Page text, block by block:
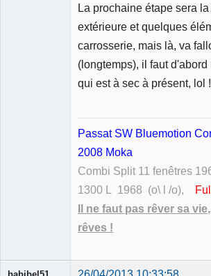
La prochaine étape sera
extérieure et quelques
carrosserie, mais là, va
(longtemps), il faut
qui est à sec à présent, lol !
Passat SW Bluemotion
2008 Moka
Combi Split 11 fenêtres
1300 L 1968 (o\ l /o),
Il ne faut pas rêver sa
rêves !